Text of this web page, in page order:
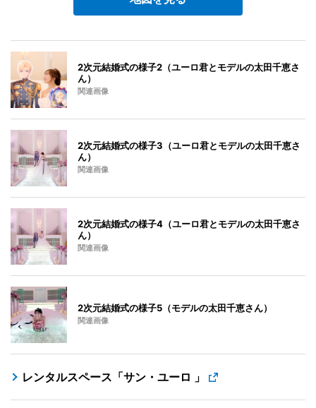
2次元結婚式の様子2（ユーロ君とモデルの太田千恵さ
ん）
関連画像
2次元結婚式の様子3（ユーロ君とモデルの太田千恵さ
ん）
関連画像
2次元結婚式の様子4（ユーロ君とモデルの太田千恵さ
ん）
関連画像
2次元結婚式の様子5（モデルの太田千恵さん）
関連画像
レンタルスペース「サン・ユーロ 」